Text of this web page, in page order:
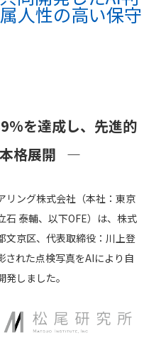
人性の高い保守
を達成し、先進的
本格展開 —
リング株式会社（本社：東京
泰輔、以下OFE）は、株式
文京区、代表取締役：川上登
された点検写真をAIにより自
しました。